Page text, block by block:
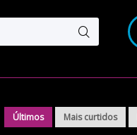
Últimos Mais curtidos